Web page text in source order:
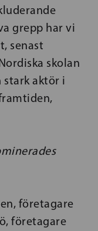
grepp har vi
senast
skolan
stark aktör i
företagare
företagare